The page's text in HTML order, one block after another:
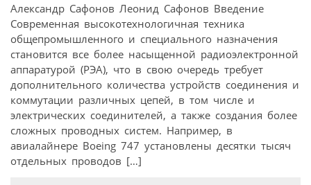
Александр Сафонов Леонид Сафонов Введение
Современная высокотехнологичная техника
общепромышленного и специального назначения
становится все более насыщенной радиоэлектронной
аппаратурой (РЭА), что в свою очередь требует
дополнительного количества устройств соединения и
коммутации различных цепей, в том числе и
электрических соединителей, а также создания более
сложных проводных систем. Например, в
авиалайнере Boeing 747 установлены десятки тысяч
отдельных проводов […]